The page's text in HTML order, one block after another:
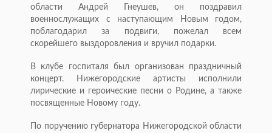
области Андрей Гнеушев, он поздравил
военнослужащих с наступающим Новым годом,
поблагодарил за подвиги, пожелал всем
скорейшего выздоровления и вручил подарки.
В клубе госпиталя был организован праздничный
концерт. Нижегородские артисты исполнили
лирические и героические песни о Родине, а также
посвященные Новому году.
По поручению губернатора Нижегородской области